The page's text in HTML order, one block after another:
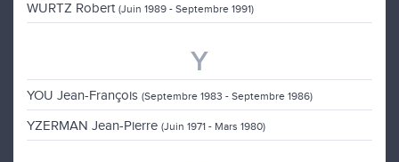
WURTZ Robert (Juin 1989 - Septembre 1991)
Y
YOU Jean-François (Septembre 1983 - Septembre 1986)
YZERMAN Jean-Pierre (Juin 1971 - Mars 1980)